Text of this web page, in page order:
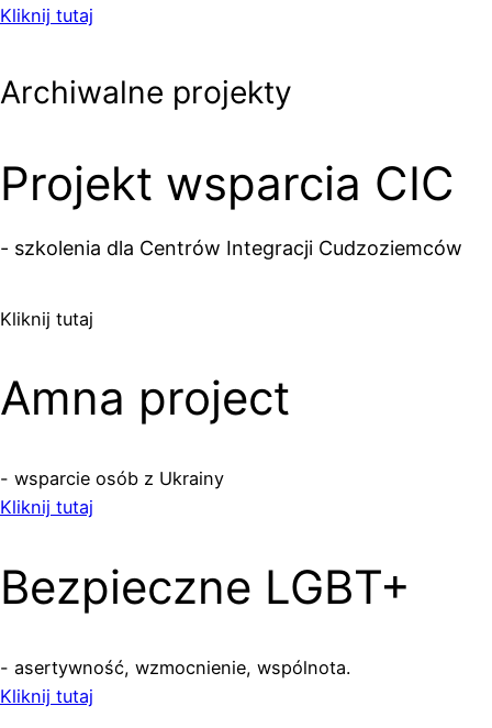
Kliknij tutaj
Archiwalne projekty
Projekt wsparcia CIC
- szkolenia dla Centrów Integracji Cudzoziemców
Kliknij tutaj
Amna project
- wsparcie osób z Ukrainy
Kliknij tutaj
Bezpieczne LGBT+
- asertywność, wzmocnienie, wspólnota.
Kliknij tutaj